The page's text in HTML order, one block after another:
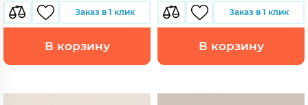
Заказ в 1 клик
В корзину
Заказ в 1 клик
В корзину